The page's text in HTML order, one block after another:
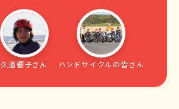
久道響子さん ハンドサイクルの皆さん